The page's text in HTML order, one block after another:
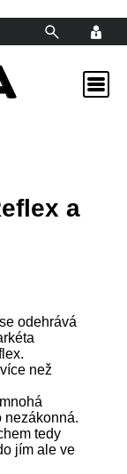
a
odehrává
než
nezákonná.
tedy
jím ale ve